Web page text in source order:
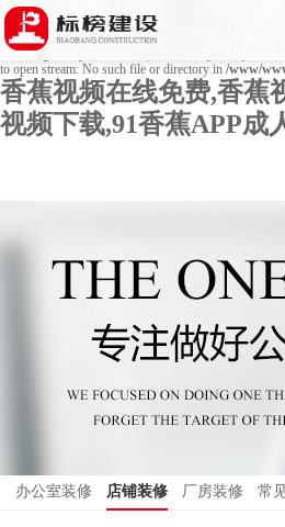
Warning : mkdir(): No space left on device in
Warning
to open stream: No such file or directory in /www/
香蕉视频在线免费,香蕉
视频下载,91香蕉APP成
办公室装修 店铺装修 厂房装修 常